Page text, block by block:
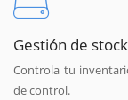
Gestión de stock
Controla tu
de control.